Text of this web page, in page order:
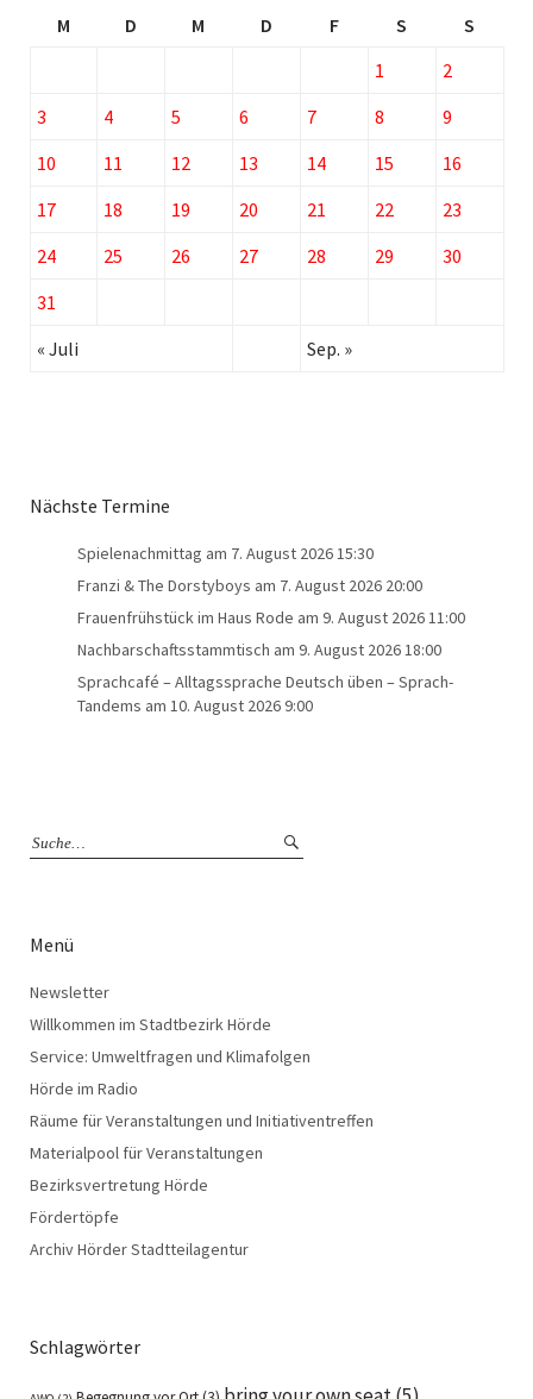
M D M D F S
S
1
2
3
4 5 6 7 8
9
10
11 12 13 14 15
16
17
18 19 20 21 22
23
24
25 26 27 28 29
30
31
« Juli
Sep. »
Nächste Termine
Spielenachmittag am 7. August 2026 15:30
Franzi & The Dorstyboys am 7. August 2026 20:00
Frauenfrühstück im Haus Rode am 9. August 2026 11:00
Nachbarschaftsstammtisch am 9. August 2026 18:00
Sprachcafé – Alltagssprache Deutsch üben – Sprach-
Tandems am 10. August 2026 9:00
Menü
Newsletter
Willkommen im Stadtbezirk Hörde
Service: Umweltfragen und Klimafolgen
Hörde im Radio
Räume für Veranstaltungen und Initiativentreffen
Materialpool für Veranstaltungen
Bezirksvertretung Hörde
Fördertöpfe
Archiv Hörder Stadtteilagentur
Schlagwörter